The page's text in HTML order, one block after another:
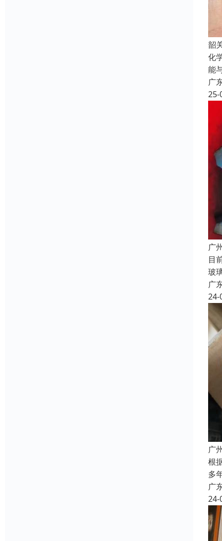
韶
化
能
广
25-
广
目
玻
广
24-
广
根
多
广
24-